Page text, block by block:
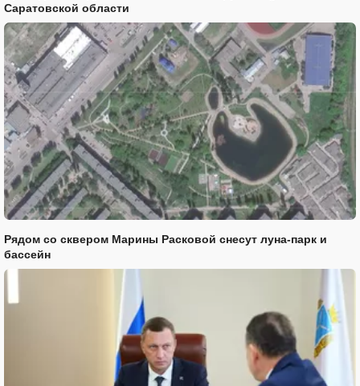
Саратовской области
Рядом со сквером Марины Расковой снесут луна-парк и
бассейн